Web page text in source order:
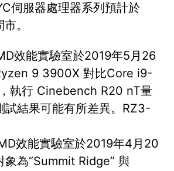
伺服器處理器系列預計於
。
效能實驗室於2019年5月26
9 3900X 對比Core i9-
執行 Cinebench R20 nT量
試結果可能有所差異。RZ3-
效能實驗室於2019年4月20
象為“Summit Ridge” 與